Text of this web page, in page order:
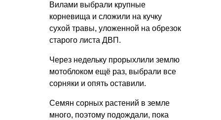
Вилами выбрали крупные
корневища и сложили на кучку
сухой травы, уложенной на обрезок
старого листа ДВП.
Через недельку прорыхлили землю
мотоблоком ещё раз, выбрали все
сорняки и опять оставили.
Семян сорных растений в земле
много, поэтому подождали, пока